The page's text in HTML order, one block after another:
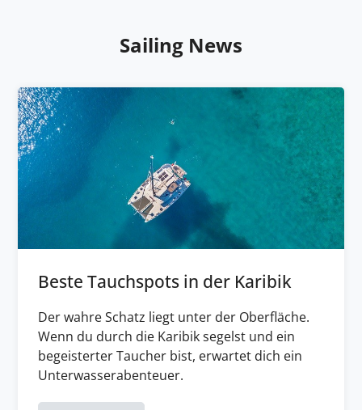
Sailing News
Beste Tauchspots in der Karibik
Der wahre Schatz liegt unter der Oberfläche.
Wenn du durch die Karibik segelst und ein
begeisterter Taucher bist, erwartet dich ein
Unterwasserabenteuer.